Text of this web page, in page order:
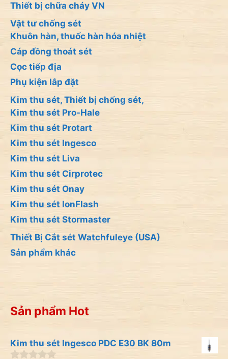
Thiết bị chữa cháy VN
Vật tư chống sét
Khuôn hàn, thuốc hàn hóa nhiệt
Cáp đồng thoát sét
Cọc tiếp địa
Phụ kiện lắp đặt
Kim thu sét, Thiết bị chống sét,
Kim thu sét Pro-Hale
Kim thu sét Protart
Kim thu sét Ingesco
Kim thu sét Liva
Kim thu sét Cirprotec
Kim thu sét Onay
Kim thu sét IonFlash
Kim thu sét Stormaster
Thiết Bị Cắt sét Watchfuleye (USA)
Sản phẩm khác
Sản phẩm Hot
Kim thu sét Ingesco PDC E30 BK 80m